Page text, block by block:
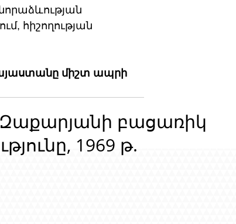
հիշողության
միշտ ապրի
Զաքարյանի բացառիկ
1969 թ.